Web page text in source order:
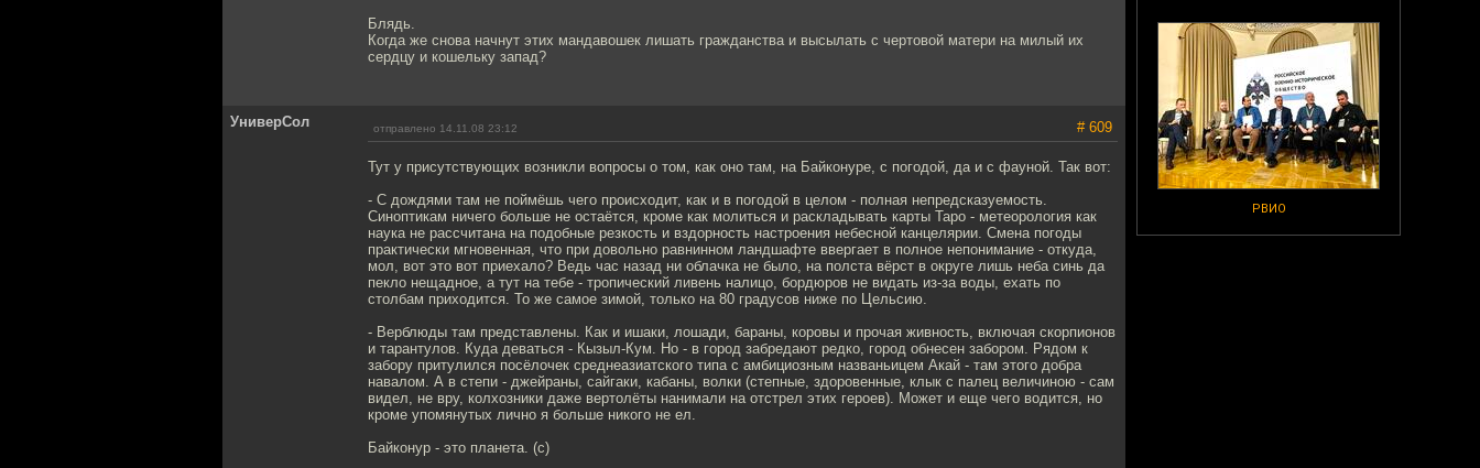
РВИО
Блядь.
Когда же снова начнут этих мандавошек лишать гражданства и высылать с чертовой матери на милый их
сердцу и кошельку запад?
УниверСол отправлено 14.11.08 23:12 # 609
Тут у присутствующих возникли вопросы о том, как оно там, на Байконуре, с погодой, да и с фауной. Так вот:
- С дождями там не поймёшь чего происходит, как и в погодой в целом - полная непредсказуемость.
Синоптикам ничего больше не остаётся, кроме как молиться и раскладывать карты Таро - метеорология как
наука не рассчитана на подобные резкость и вздорность настроения небесной канцелярии. Смена погоды
практически мгновенная, что при довольно равнинном ландшафте ввергает в полное непонимание - откуда,
мол, вот это вот приехало? Ведь час назад ни облачка не было, на полста вёрст в округе лишь неба синь да
пекло нещадное, а тут на тебе - тропический ливень налицо, бордюров не видать из-за воды, ехать по
столбам приходится. То же самое зимой, только на 80 градусов ниже по Цельсию.
- Верблюды там представлены. Как и ишаки, лошади, бараны, коровы и прочая живность, включая скорпионов
и тарантулов. Куда деваться - Кызыл-Кум. Но - в город забредают редко, город обнесен забором. Рядом к
забору притулился посёлочек среднеазиатского типа с амбициозным названьицем Акай - там этого добра
навалом. А в степи - джейраны, сайгаки, кабаны, волки (степные, здоровенные, клык с палец величиною - сам
видел, не вру, колхозники даже вертолёты нанимали на отстрел этих героев). Может и еще чего водится, но
кроме упомянутых лично я больше никого не ел.
Байконур - это планета. (с)